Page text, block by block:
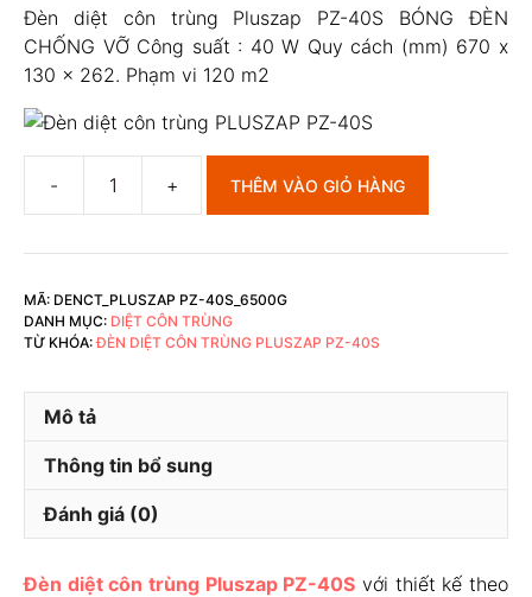
Đèn diệt côn trùng Pluszap PZ-40S BÓNG ĐÈN
CHỐNG VỠ Công suất : 40 W Quy cách (mm) 670 x
130 x 262. Phạm vi 120 m2
côn
Pluszap
PZ-
số
THÊM VÀO GIỎ HÀNG
MÃ: DENCT_PLUSZAP PZ-40S_6500G
DANH MỤC: DIỆT CÔN TRÙNG
TỪ KHÓA:ĐÈN DIỆT CÔN TRÙNG PLUSZAP PZ-40S
Mô tả
Thông tin bổ sung
Đánh giá (0)
Đèn diệt côn trùng Pluszap PZ-40S với thiết kế theo